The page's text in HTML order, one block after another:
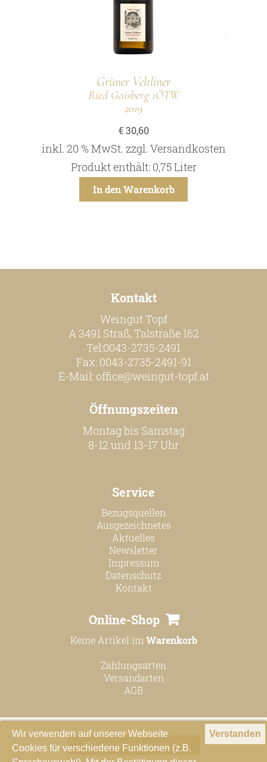
Wir verwenden auf unserer Webseite
Cookies für verschiedene Funktionen (z.B.
Verstanden
Grüner Veltliner
Ried Gaisberg 1ÖTW
2019
€30,60
inkl. 20 % MwSt. zzgl. Versandkosten
Produkt enthält: 0,75Liter
In den Warenkorb
Kontakt
Weingut Topf
A 3491 Straß, Talstraße 162
Tel:0043-2735-2491
Fax: 0043-2735-2491-91
E-Mail: office@weingut-topf.at
Öffnungszeiten
Montag bis Samstag
8-12 und 13-17 Uhr
Service
Bezugsquellen
Ausgezeichnetes
Aktuelles
Newsletter
Impressum
Datenschutz
Kontakt
Online-Shop
Keine Artikel imWarenkorb
Zahlungsarten
Versandarten
AGB
Newsletter-Anmeldung